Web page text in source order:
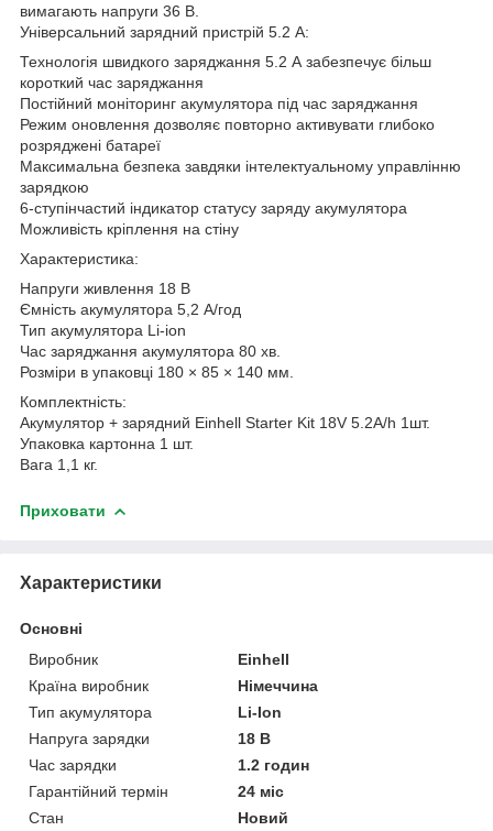
вимагають напруги 36 В.
Універсальний зарядний пристрій 5.2 А:
Технологія швидкого заряджання 5.2 А забезпечує більш
короткий час заряджання
Постійний моніторинг акумулятора під час заряджання
Режим оновлення дозволяє повторно активувати глибоко
розряджені батареї
Максимальна безпека завдяки інтелектуальному управлінню
зарядкою
6-ступінчастий індикатор статусу заряду акумулятора
Можливість кріплення на стіну
Характеристика:
Напруги живлення 18 В
Ємність акумулятора 5,2 А/год
Тип акумулятора Li-ion
Час заряджання акумулятора 80 хв.
Розміри в упаковці 180 × 85 × 140 мм.
Комплектність:
Акумулятор + зарядний Einhell Starter Kit 18V 5.2A/h 1шт.
Упаковка картонна 1 шт.
Вага 1,1 кг.
Приховати
Характеристики
Основні
Виробник
Einhell
Країна виробник
Німеччина
Тип акумулятора
Li-Ion
Напруга зарядки
18 В
Час зарядки
1.2 годин
Гарантійний термін
24 міс
Стан
Новий